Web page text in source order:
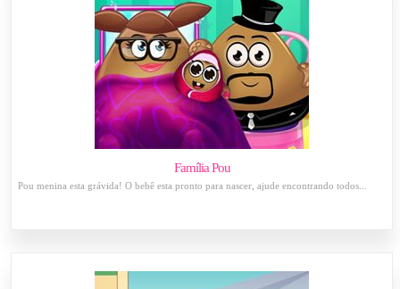
Família Pou
Pou menina esta grávida! O bebê esta pronto para nascer, ajude encontrando todos...